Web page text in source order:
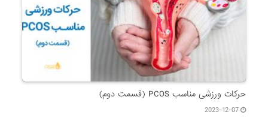
حرکات ورزشی مناسب PCOS (قسمت دوم)
2023-12-07